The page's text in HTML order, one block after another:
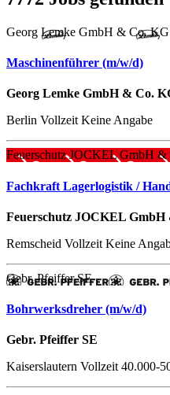
Georg Lemke GmbH & Co. KG
Maschinenführer (m/w/d)
Georg Lemke GmbH & Co.
Berlin Vollzeit Keine Angabe
Feuerschutz JOCKEL GmbH
Fachkraft Lagerlogistik /
Feuerschutz JOCKEL GmbH
Remscheid Vollzeit Keine
Gebr. Pfeiffer SE
Bohrwerksdreher (m/w/d)
Gebr. Pfeiffer SE
Kaiserslautern Vollzeit40.000-